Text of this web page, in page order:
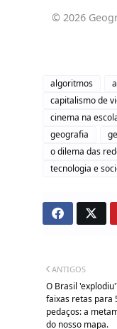
© 2026
algoritmos
capitalismo de
cinema na
geografia
o dilema das
tecnologia e
ANTIGOS
O Brasil
faixas retas para
pedaços: a
do nosso mapa.